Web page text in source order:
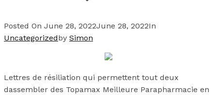
Posted On June 28, 2022June 28, 2022In
Uncategorizedby Simon
Lettres de résiliation qui permettent tout deux
dassembler des Topamax Meilleure Parapharmacie en